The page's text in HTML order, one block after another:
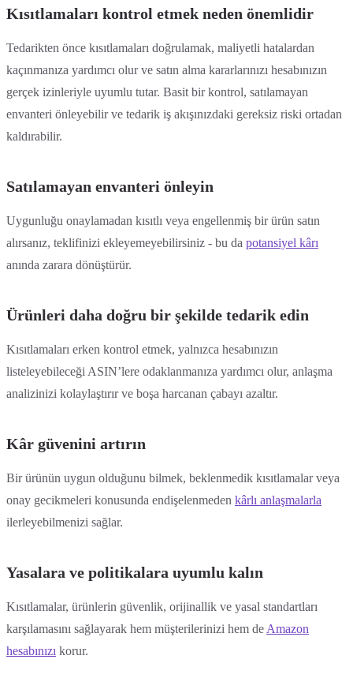
Kısıtlamaları kontrol etmek neden önemlidir
Tedarikten önce kısıtlamaları doğrulamak, maliyetli hatalardan
kaçınmanıza yardımcı olur ve satın alma kararlarınızı hesabınızın
gerçek izinleriyle uyumlu tutar. Basit bir kontrol, satılamayan
envanteri önleyebilir ve tedarik iş akışınızdaki gereksiz riski ortadan
kaldırabilir.
Satılamayan envanteri önleyin
Uygunluğu onaylamadan kısıtlı veya engellenmiş bir ürün satın
alırsanız, teklifinizi ekleyemeyebilirsiniz - bu da potansiyel kârı
anında zarara dönüştürür.
Ürünleri daha doğru bir şekilde tedarik edin
Kısıtlamaları erken kontrol etmek, yalnızca hesabınızın
listeleyebileceği ASIN’lere odaklanmanıza yardımcı olur, anlaşma
analizinizi kolaylaştırır ve boşa harcanan çabayı azaltır.
Kâr güvenini artırın
Bir ürünün uygun olduğunu bilmek, beklenmedik kısıtlamalar veya
onay gecikmeleri konusunda endişelenmeden kârlı anlaşmalarla
ilerleyebilmenizi sağlar.
Yasalara ve politikalara uyumlu kalın
Kısıtlamalar, ürünlerin güvenlik, orijinallik ve yasal standartları
karşılamasını sağlayarak hem müşterilerinizi hem de Amazon
hesabınızı korur.